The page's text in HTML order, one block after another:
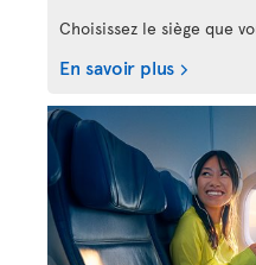
Choisissez le siège que
En savoir plus